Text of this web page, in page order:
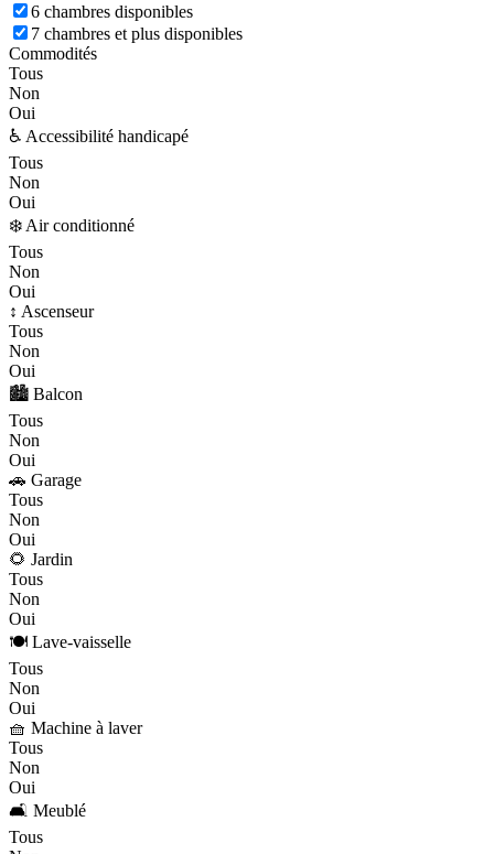
6 chambres disponibles
7 chambres et plus disponibles
Commodités
Tous
Non
Oui
♿ Accessibilité handicapé
Tous
Non
Oui
❄️ Air conditionné
Tous
Non
Oui
↕️ Ascenseur
Tous
Non
Oui
🏙️ Balcon
Tous
Non
Oui
🚗 Garage
Tous
Non
Oui
🌻 Jardin
Tous
Non
Oui
🍽️ Lave-vaisselle
Tous
Non
Oui
🧺 Machine à laver
Tous
Non
Oui
🛋️ Meublé
Tous